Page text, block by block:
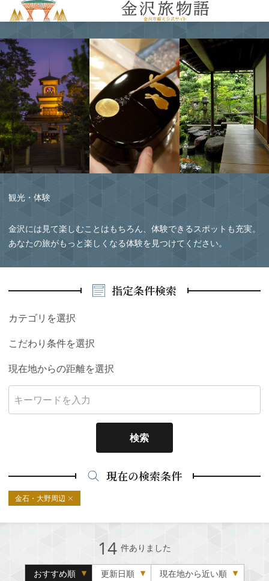
観光・体験
金沢には見て楽しむことはもちろん、体験できるスポットも充実。
あなたの旅がもっと楽しくなる体験を見つけてください。
指定条件検索
カテゴリを選択
こだわり条件を選択
現在地からの距離を選択
検索
現在の検索条件
金石・大野周辺
14 件ありました
おすすめ順 更新日順 現在地から近い順